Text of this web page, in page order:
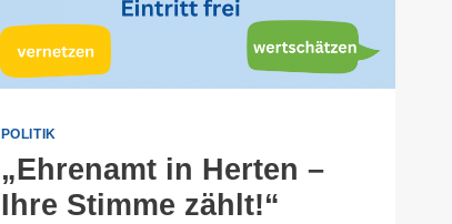
POLITIK
„Ehrenamt in Herten –
Ihre Stimme zählt!“